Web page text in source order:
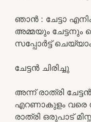
ഞാൻ : ചേട്ടാ
അമ്മയും
സപ്പോർട്ട്
ചേട്ടൻ ചിരിച്ചു
അന്ന് രാത്രി
എറണാകുളം വരെ
രാത്രി ഒരുപാട്